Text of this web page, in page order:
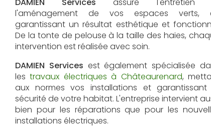
l'aménagement de vos espaces verts,
garantissant un résultat esthétique et
De la tonte de pelouse à la taille des haies,
intervention est réalisée avec soin.
DAMIEN Services est également spécialisée
lestravaux électriques à Châteaurenard,
aux normes vos installations et
sécurité de votre habitat. L'entreprise intervient
bien pour les réparations que pour les
installations électriques.